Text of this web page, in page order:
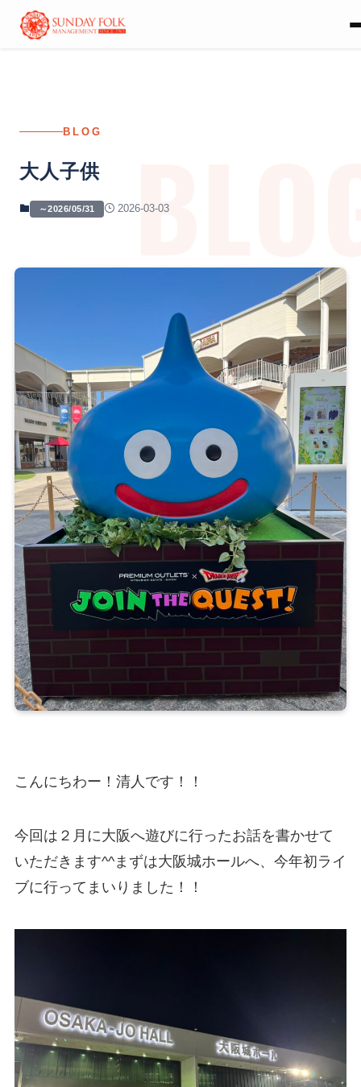
BLOG
大人子供
～2026/05/31 2026-03-03
こんにちわー！清人です！！
今回は２月に大阪へ遊びに行ったお話を書かせて
いただきます^^まずは大阪城ホールへ、今年初ライ
ブに行ってまいりました！！